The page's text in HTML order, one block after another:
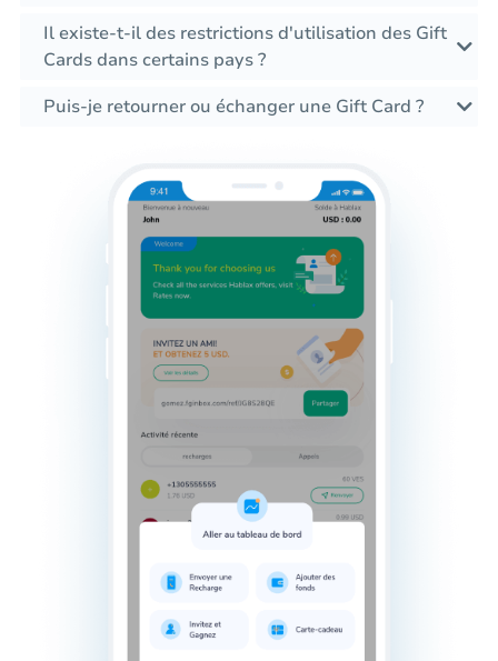
Il existe-t-il des restrictions d'utilisation des Gift
Cards dans certains pays ?
Puis-je retourner ou échanger une Gift Card ?